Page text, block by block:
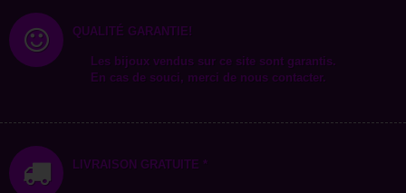
QUALITÉ GARANTIE!
Les bijoux vendus sur ce site sont garantis.
En cas de souci, merci de nous contacter.
LIVRAISON GRATUITE *